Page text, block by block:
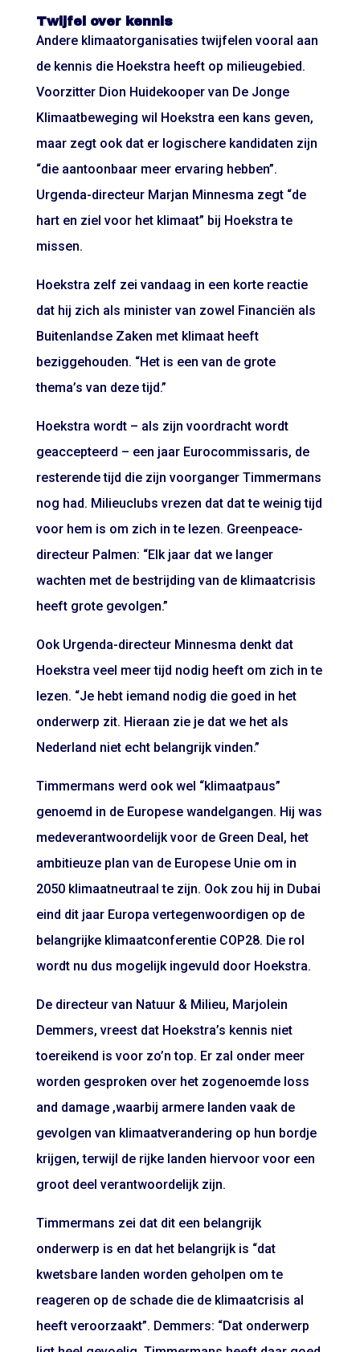
Twijfel over kennis
Andere klimaatorganisaties twijfelen vooral aan
de kennis die Hoekstra heeft op milieugebied.
Voorzitter Dion Huidekooper van De Jonge
Klimaatbeweging wil Hoekstra een kans geven,
maar zegt ook dat er logischere kandidaten zijn
“die aantoonbaar meer ervaring hebben”.
Urgenda-directeur Marjan Minnesma zegt “de
hart en ziel voor het klimaat” bij Hoekstra te
missen.
Hoekstra zelf zei vandaag in een korte reactie
dat hij zich als minister van zowel Financiën als
Buitenlandse Zaken met klimaat heeft
beziggehouden. “Het is een van de grote
thema’s van deze tijd.”
Hoekstra wordt – als zijn voordracht wordt
geaccepteerd – een jaar Eurocommissaris, de
resterende tijd die zijn voorganger Timmermans
nog had. Milieuclubs vrezen dat dat te weinig tijd
voor hem is om zich in te lezen. Greenpeace-
directeur Palmen: “Elk jaar dat we langer
wachten met de bestrijding van de klimaatcrisis
heeft grote gevolgen.”
Ook Urgenda-directeur Minnesma denkt dat
Hoekstra veel meer tijd nodig heeft om zich in te
lezen. “Je hebt iemand nodig die goed in het
onderwerp zit. Hieraan zie je dat we het als
Nederland niet echt belangrijk vinden.”
Timmermans werd ook wel “klimaatpaus”
genoemd in de Europese wandelgangen. Hij was
medeverantwoordelijk voor de Green Deal, het
ambitieuze plan van de Europese Unie om in
2050 klimaatneutraal te zijn. Ook zou hij in Dubai
eind dit jaar Europa vertegenwoordigen op de
belangrijke klimaatconferentie COP28. Die rol
wordt nu dus mogelijk ingevuld door Hoekstra.
De directeur van Natuur & Milieu, Marjolein
Demmers, vreest dat Hoekstra’s kennis niet
toereikend is voor zo’n top. Er zal onder meer
worden gesproken over het zogenoemde loss
and damage ,waarbij armere landen vaak de
gevolgen van klimaatverandering op hun bordje
krijgen, terwijl de rijke landen hiervoor voor een
groot deel verantwoordelijk zijn.
Timmermans zei dat dit een belangrijk
onderwerp is en dat het belangrijk is “dat
kwetsbare landen worden geholpen om te
reageren op de schade die de klimaatcrisis al
heeft veroorzaakt”. Demmers: “Dat onderwerp